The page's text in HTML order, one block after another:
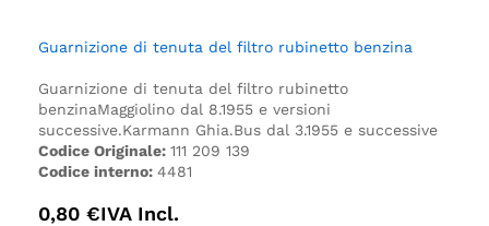
Guarnizione di tenuta del filtro rubinetto benzina
Guarnizione di tenuta del filtro rubinetto
benzinaMaggiolino dal 8.1955 e versioni
successive.Karmann Ghia.Bus dal 3.1955 e successive
Codice Originale: 111 209 139
Codice interno: 4481
0,80 €IVA Incl.